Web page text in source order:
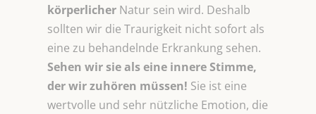
körperlicher Natur sein wird. Deshalb
sollten wir die Traurigkeit nicht sofort als
eine zu behandelnde Erkrankung sehen.
Sehen wir sie als eine innere Stimme,
der wir zuhören müssen! Sie ist eine
wertvolle und sehr nützliche Emotion, die